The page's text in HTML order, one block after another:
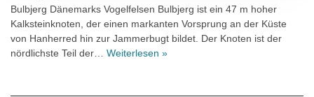
Bulbjerg Dänemarks Vogelfelsen Bulbjerg ist ein 47 m hoher
Kalksteinknoten, der einen markanten Vorsprung an der Küste
von Hanherred hin zur Jammerbugt bildet. Der Knoten ist der
nördlichste Teil der… Weiterlesen »